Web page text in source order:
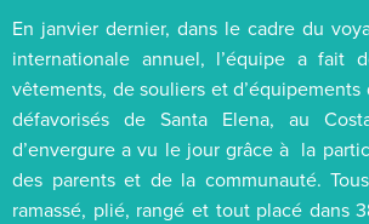
En janvier dernier, dans le cadre du
internationale annuel, l’équipe a fait
vêtements, de souliers et
défavorisés de Santa Elena, au
d’envergure a vu le jour grâce à la
des parents et de la communauté.
ramassé, plié, rangé et tout placé dans